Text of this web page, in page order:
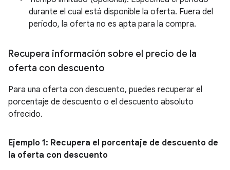
durante el cual está disponible la oferta. Fuera del
período, la oferta no es apta para la compra.
Recupera información sobre el precio de la
oferta con descuento
Para una oferta con descuento, puedes recuperar el
porcentaje de descuento o el descuento absoluto
ofrecido.
Ejemplo 1: Recupera el porcentaje de descuento de
la oferta con descuento